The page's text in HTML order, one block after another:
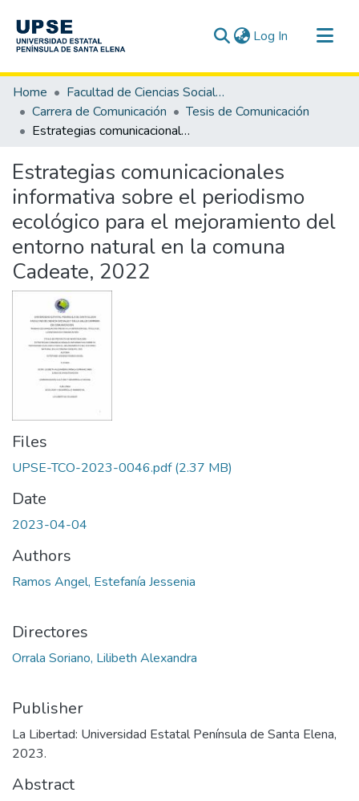
Log In (current)
Communities & Collections
All of DSpace
Statistics
Home
Facultad de Ciencias Sociales y de la Salud
Carrera de Comunicación
Tesis de Comunicación
Estrategias comunicacionales informativa sobre el periodismo ecológico para el mejoramiento del entorno natural en la comuna Cadeate, 2022
Estrategias comunicacionales
informativa sobre el periodismo
ecológico para el mejoramiento del
entorno natural en la comuna
Cadeate, 2022
Files
UPSE-TCO-2023-0046.pdf(2.37 MB)
Date
2023-04-04
Authors
Ramos Angel, Estefanía Jessenia
Directores
Orrala Soriano, Lilibeth Alexandra
Publisher
La Libertad: Universidad Estatal Península de Santa Elena,
2023.
Abstract